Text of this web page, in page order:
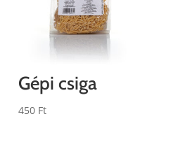
Gépi csiga
450 Ft